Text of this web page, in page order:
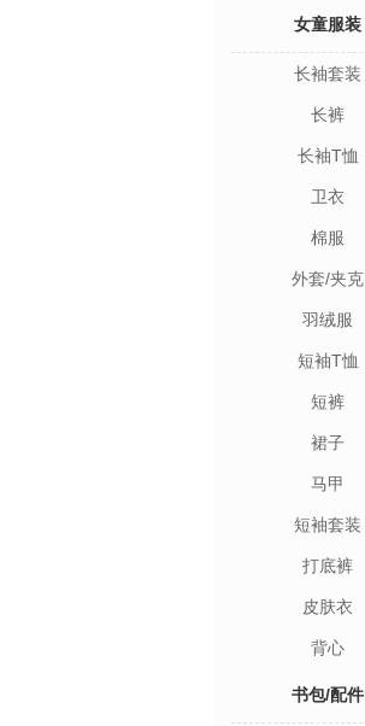
女童服装
长袖套装
长裤
长袖T恤
卫衣
棉服
外套/夹克
羽绒服
短袖T恤
短裤
裙子
马甲
短袖套装
打底裤
皮肤衣
背心
书包/配件